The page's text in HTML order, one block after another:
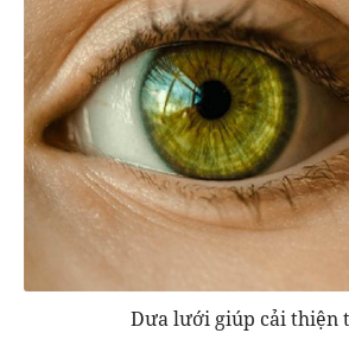
Dưa lưới giúp cải thiện